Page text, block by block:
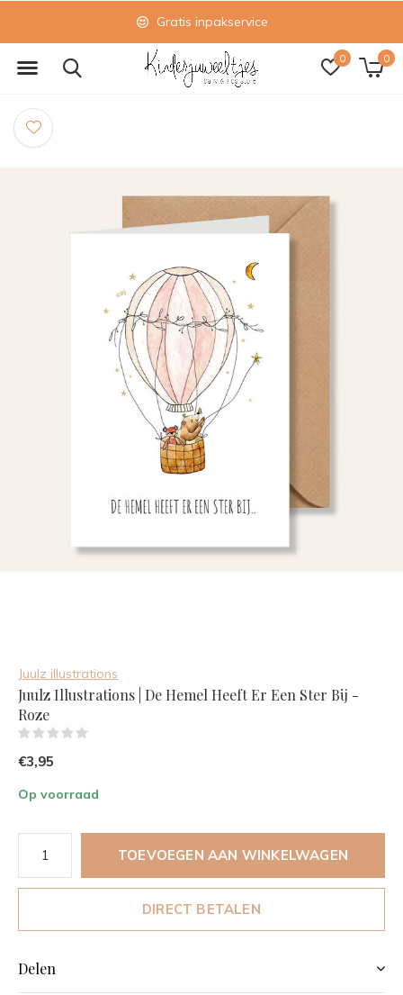
0 0
Gratis inpakservice
Juulz illustrations
Juulz Illustrations | De Hemel Heeft Er Een Ster Bij -
Roze
€3,95
Op voorraad
TOEVOEGEN AAN WINKELWAGEN
DIRECT BETALEN
Delen